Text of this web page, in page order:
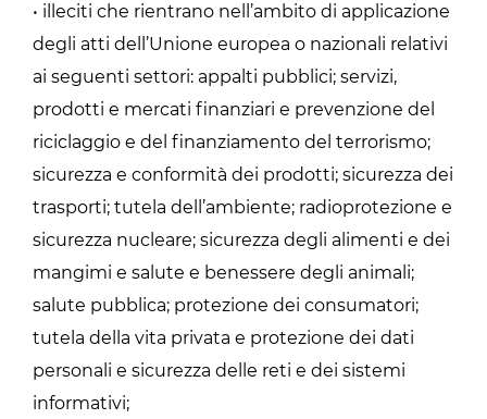
• illeciti che rientrano nell’ambito di applicazione
degli atti dell’Unione europea o nazionali relativi
ai seguenti settori: appalti pubblici; servizi,
prodotti e mercati finanziari e prevenzione del
riciclaggio e del finanziamento del terrorismo;
sicurezza e conformità dei prodotti; sicurezza dei
trasporti; tutela dell’ambiente; radioprotezione e
sicurezza nucleare; sicurezza degli alimenti e dei
mangimi e salute e benessere degli animali;
salute pubblica; protezione dei consumatori;
tutela della vita privata e protezione dei dati
personali e sicurezza delle reti e dei sistemi
informativi;